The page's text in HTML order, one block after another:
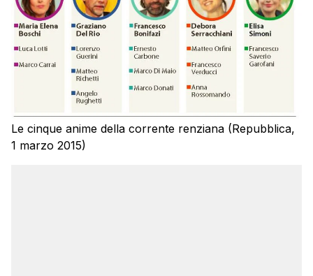
Le cinque anime della corrente renziana (Repubblica,
1 marzo 2015)